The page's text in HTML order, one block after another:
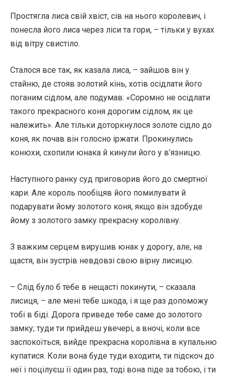
Простягла лиса свій хвіст, сів на нього королевич, і
понесла його лиса через ліси та гори, – тільки у вухах
від вітру свистіло.
Сталося все так, як казала лиса, – зайшов він у
стайню, де стояв золотий кінь, хотів осідлати його
поганим сідлом, але подумав: «Соромно не осідлати
такого прекрасного коня дорогим сідлом, як це
належить». Але тільки доторкнулося золоте сідло до
коня, як почав він голосно іржати. Прокинулись
конюхи, схопили юнака й кинули його у в’язницю.
Наступного ранку суд приговорив його до смертної
кари. Але король пообіцяв його помилувати й
подарувати йому золотого коня, якщо він здобуде
йому з золотого замку прекрасну королівну.
З важким серцем вирушив юнак у дорогу, але, на
щастя, він зустрів невдовзі свою вірну лисицю.
– Слід було б тебе в нещасті покинути, – сказала
лисиця, – але мені тебе шкода, і я ще раз допоможу
тобі в біді. Дорога приведе тебе саме до золотого
замку; туди ти прийдеш увечері, а вночі, коли все
заспокоїться, вийде прекрасна королівна в купальню
купатися. Коли вона буде туди входити, ти підскоч до
неї і поцілуєш її один раз, тоді вона піде за тобою, і ти